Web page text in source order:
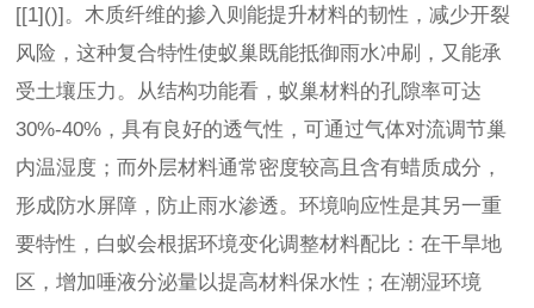
[[1]()]。木质纤维的掺入则能提升材料的韧性，减少开裂
风险，这种复合特性使蚁巢既能抵御雨水冲刷，又能承
受土壤压力。从结构功能看，蚁巢材料的孔隙率可达
30%-40%，具有良好的透气性，可通过气体对流调节巢
内温湿度；而外层材料通常密度较高且含有蜡质成分，
形成防水屏障，防止雨水渗透。环境响应性是其另一重
要特性，白蚁会根据环境变化调整材料配比：在干旱地
区，增加唾液分泌量以提高材料保水性；在潮湿环境